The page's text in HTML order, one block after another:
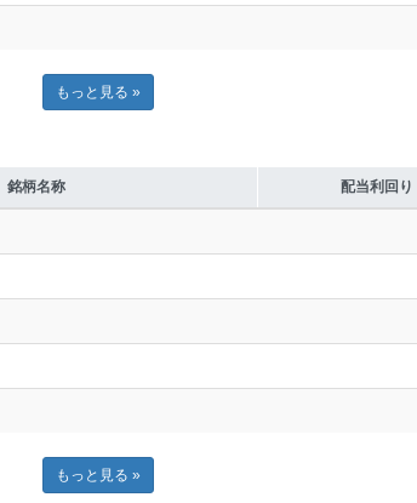
もっと見る »
銘柄名称 配当利回り
もっと見る »